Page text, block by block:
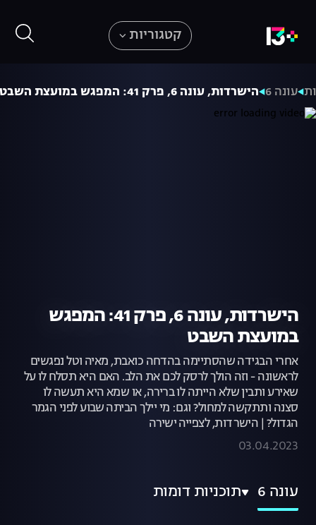
קטגוריות
עונה 6 הישרדות, עונה 6, פרק 41: המפגש במועצת השבט
הישרדות, עונה 6, פרק 41: המפגש
במועצת השבט
אחרי הבגידה שהסתיימה בהדחה כואבת, מאיה וטל נפגשים
לראשונה - וזה הולך לרסק לכם את הלב. האם היא תסלח לו על
שאירע ותבין שלא הייתה לו ברירה, או שמא היא תעשה לו
סצנה ותתקשה למחול? וגם: מי יילך הביתה שבוע לפני הגמר
הגדול? | הישרדות, לצפייה ישירה
03.04.2023
עונה 6 תוכניות דומות